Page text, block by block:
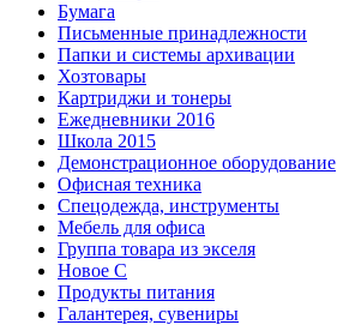
Бумага
Письменные принадлежности
Папки и системы архивации
Хозтовары
Картриджи и тонеры
Ежедневники 2016
Школа 2015
Демонстрационное оборудование
Офисная техника
Спецодежда, инструменты
Мебель для офиса
Группа товара из экселя
Новое С
Продукты питания
Галантерея, сувениры